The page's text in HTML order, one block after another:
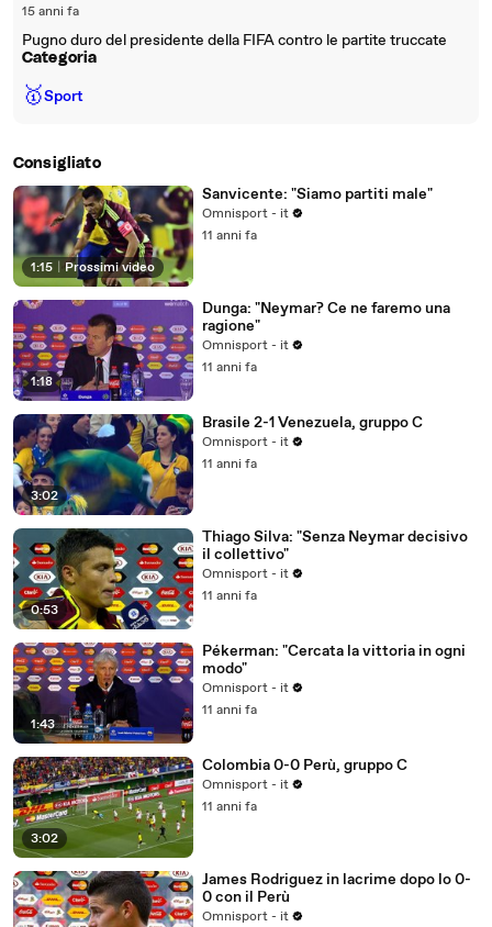
15 anni fa
Pugno duro del presidente della FIFA contro le partite truccate
Categoria
🥇Sport
Consigliato
1:15 Prossimi video
Sanvicente: "Siamo partiti male"
Omnisport - it
11 anni fa
1:18
Dunga: "Neymar? Ce ne faremo una
ragione"
Omnisport - it
11 anni fa
3:02
Brasile 2-1 Venezuela, gruppo C
Omnisport - it
11 anni fa
0:53
Thiago Silva: "Senza Neymar decisivo
il collettivo"
Omnisport - it
11 anni fa
1:43
Pékerman: "Cercata la vittoria in ogni
modo"
Omnisport - it
11 anni fa
3:02
Colombia 0-0 Perù, gruppo C
Omnisport - it
11 anni fa
James Rodriguez in lacrime dopo lo 0-
0 con il Perù
Omnisport - it